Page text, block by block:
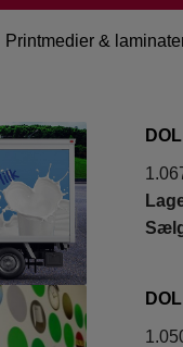
Printmedier &